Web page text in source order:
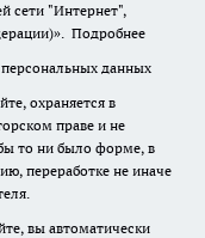
сети "Интернет",
Подробнее
данных
охраняется в
праве и не
то ни было форме, в
переработке не иначе
вы автоматически